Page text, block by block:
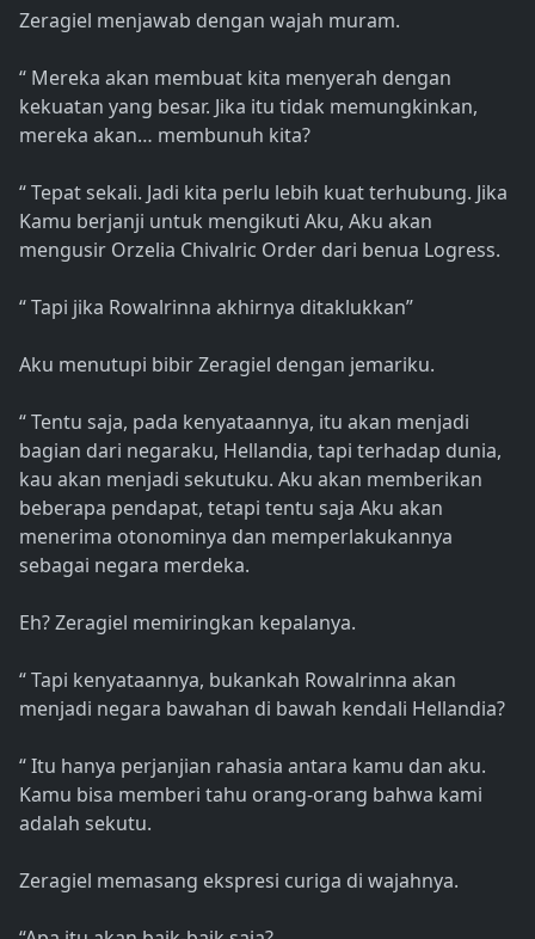
Zeragiel menjawab dengan wajah muram.
“ Mereka akan membuat kita menyerah dengan
kekuatan yang besar. Jika itu tidak memungkinkan,
mereka akan… membunuh kita?
“ Tepat sekali. Jadi kita perlu lebih kuat terhubung. Jika
Kamu berjanji untuk mengikuti Aku, Aku akan
mengusir Orzelia Chivalric Order dari benua Logress.
“ Tapi jika Rowalrinna akhirnya ditaklukkan”
Aku menutupi bibir Zeragiel dengan jemariku.
“ Tentu saja, pada kenyataannya, itu akan menjadi
bagian dari negaraku, Hellandia, tapi terhadap dunia,
kau akan menjadi sekutuku. Aku akan memberikan
beberapa pendapat, tetapi tentu saja Aku akan
menerima otonominya dan memperlakukannya
sebagai negara merdeka.
Eh? Zeragiel memiringkan kepalanya.
“ Tapi kenyataannya, bukankah Rowalrinna akan
menjadi negara bawahan di bawah kendali Hellandia?
“ Itu hanya perjanjian rahasia antara kamu dan aku.
Kamu bisa memberi tahu orang-orang bahwa kami
adalah sekutu.
Zeragiel memasang ekspresi curiga di wajahnya.